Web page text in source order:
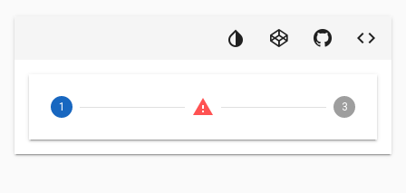
1 warning 3